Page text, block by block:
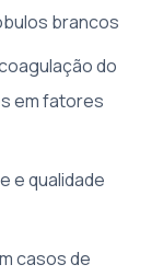
brancos
do
em fatores
e qualidade
casos de